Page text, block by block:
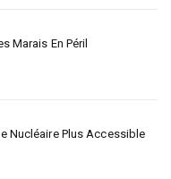
Marais En Péril
Nucléaire Plus Accessible